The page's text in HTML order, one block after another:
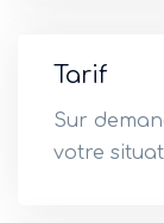
Tarif
Sur
votre